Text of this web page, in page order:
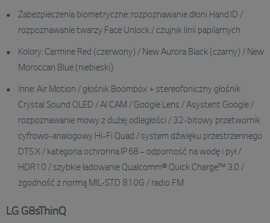
Zabezpieczenia biometryczne: rozpoznawanie dłoni Hand ID /
rozpoznawanie twarzy Face Unlock / czujnik linii papilarnych
Kolory: Carmine Red (czerwony) / New Aurora Black (czarny) / New
Moroccan Blue (niebieski)
Inne: Air Motion / głośnik Boombox + stereofoniczny głośnik
Crystal Sound OLED / AI CAM / Google Lens / Asystent Google /
rozpoznawanie mowy z dużej odległości / 32-bitowy przetwornik
cyfrowo-analogowy Hi-Fi Quad / system dźwięku przestrzennego
DTS:X / kategoria ochronna IP68 – odporność na wodę i pył /
HDR10 / szybkie ładowanie Qualcomm® Quick Charge™ 3.0 /
zgodność z normą MIL-STD 810G / radio FM
LG G8sThinQ